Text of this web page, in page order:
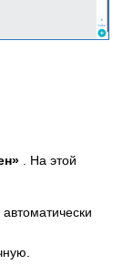
. На этой